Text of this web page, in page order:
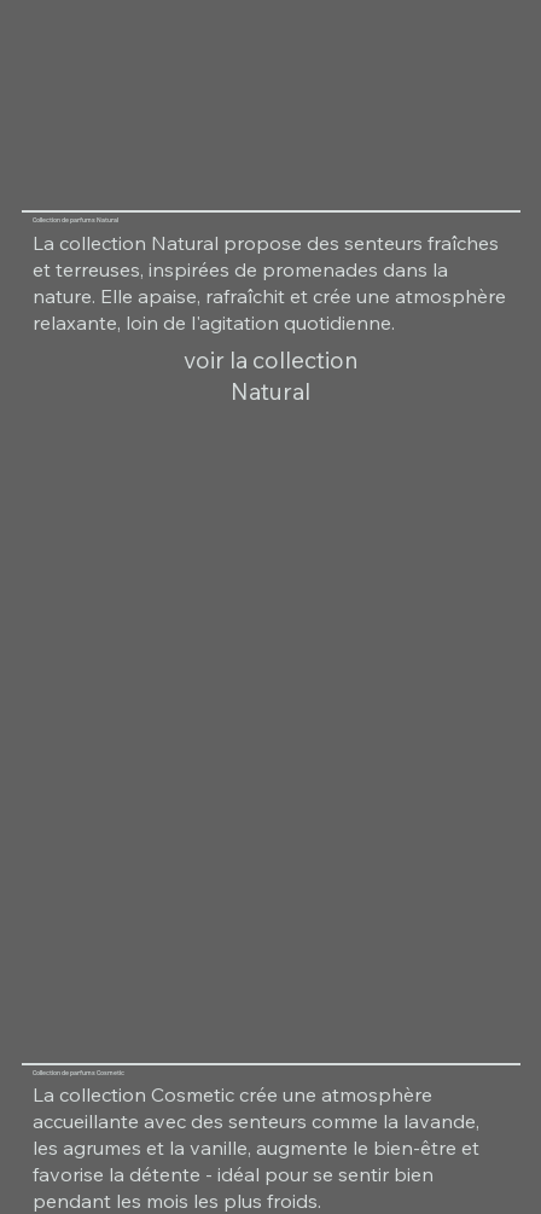
Collection de parfums Natural
La collection Natural propose des senteurs fraîches
et terreuses, inspirées de promenades dans la
nature. Elle apaise, rafraîchit et crée une atmosphère
relaxante, loin de l'agitation quotidienne.
voir la collection
Natural
Collection de parfums Cosmetic
La collection Cosmetic crée une atmosphère
accueillante avec des senteurs comme la lavande,
les agrumes et la vanille, augmente le bien-être et
favorise la détente - idéal pour se sentir bien
pendant les mois les plus froids.